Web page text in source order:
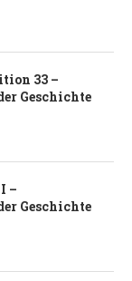
33 –
Geschichte
–
Geschichte